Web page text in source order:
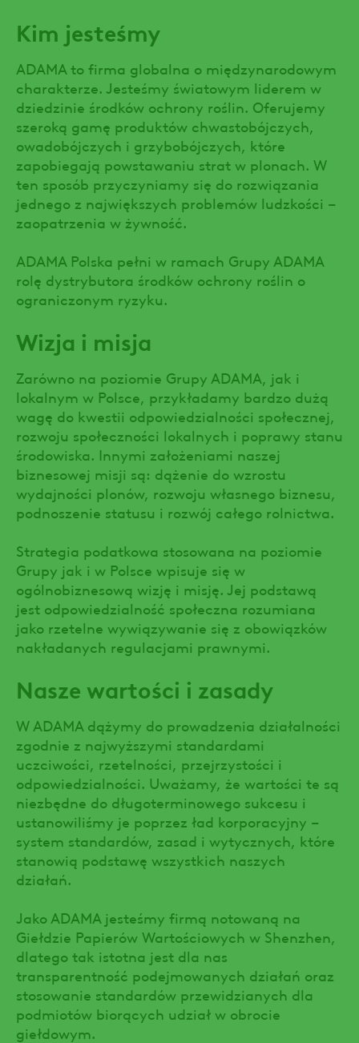
Kim jesteśmy
ADAMA to firma globalna o międzynarodowym
charakterze. Jesteśmy światowym liderem w
dziedzinie środków ochrony roślin. Oferujemy
szeroką gamę produktów chwastobójczych,
owadobójczych i grzybobójczych, które
zapobiegają powstawaniu strat w plonach. W
ten sposób przyczyniamy się do rozwiązania
jednego z największych problemów ludzkości –
zaopatrzenia w żywność.
ADAMA Polska pełni w ramach Grupy ADAMA
rolę dystrybutora środków ochrony roślin o
ograniczonym ryzyku.
Wizja i misja
Zarówno na poziomie Grupy ADAMA, jak i
lokalnym w Polsce, przykładamy bardzo dużą
wagę do kwestii odpowiedzialności społecznej,
rozwoju społeczności lokalnych i poprawy stanu
środowiska. Innymi założeniami naszej
biznesowej misji są: dążenie do wzrostu
wydajności plonów, rozwoju własnego biznesu,
podnoszenie statusu i rozwój całego rolnictwa.
Strategia podatkowa stosowana na poziomie
Grupy jak i w Polsce wpisuje się w
ogólnobiznesową wizję i misję. Jej podstawą
jest odpowiedzialność społeczna rozumiana
jako rzetelne wywiązywanie się z obowiązków
nakładanych regulacjami prawnymi.
Nasze wartości i zasady
W ADAMA dążymy do prowadzenia działalności
zgodnie z najwyższymi standardami
uczciwości, rzetelności, przejrzystości i
odpowiedzialności. Uważamy, że wartości te są
niezbędne do długoterminowego sukcesu i
ustanowiliśmy je poprzez ład korporacyjny –
system standardów, zasad i wytycznych, które
stanowią podstawę wszystkich naszych
działań.
Jako ADAMA jesteśmy firmą notowaną na
Giełdzie Papierów Wartościowych w Shenzhen,
dlatego tak istotna jest dla nas
transparentność podejmowanych działań oraz
stosowanie standardów przewidzianych dla
podmiotów biorących udział w obrocie
giełdowym.